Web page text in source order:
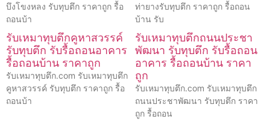
บึงโขงหลง รับทุบตึก ราคาถูก รื้อ
ถอนบ้า
ท่ายางรับทุบตึก ราคาถูก รื้อถอน
บ้าน รับ
รับเหมาทุบตึกคูหาสวรรค์
รับทุบตึก รับรื้อถอนอาคาร
รื้อถอนบ้าน ราคาถูก
รับเหมาทุบตึก.com รับเหมาทุบตึก
คูหาสวรรค์ รับทุบตึก ราคาถูก รื้อ
ถอนบ้า
รับเหมาทุบตึกถนนประชา
พัฒนา รับทุบตึก รับรื้อถอน
อาคาร รื้อถอนบ้าน ราคา
ถูก
รับเหมาทุบตึก.com รับเหมาทุบตึก
ถนนประชาพัฒนา รับทุบตึก ราคา
ถูก รื้อถอน